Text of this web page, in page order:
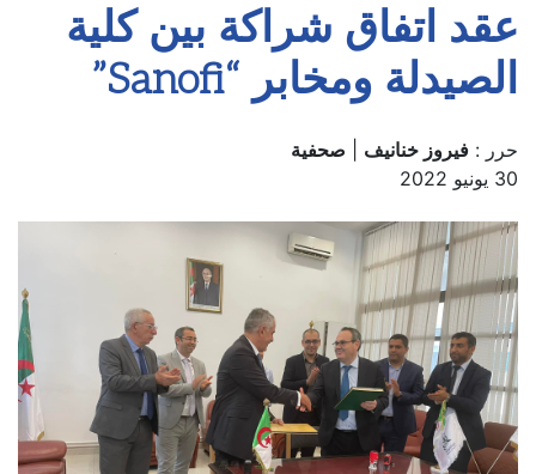
عقد اتفاق شراكة بين كلية
الصيدلة ومخابر “Sanofi”
حرر : فيروز خنانيف
صحفية
30 يونيو 2022